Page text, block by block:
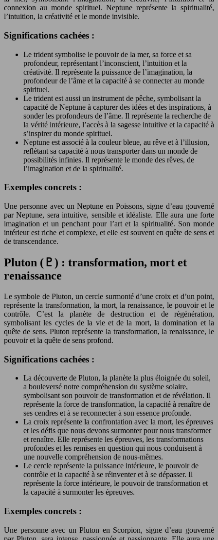
connexion au monde spirituel. Neptune représente la spiritualité,
l’intuition, la créativité et le monde invisible.
Significations cachées :
Le trident symbolise le pouvoir de la mer, sa force et sa
profondeur, représentant l’inconscient, l’intuition et la
créativité. Il représente la puissance de l’imagination, la
profondeur de l’âme et la capacité à se connecter au monde
spirituel.
Le trident est aussi un instrument de pêche, symbolisant la
capacité de Neptune à capturer des idées et des inspirations, à
sonder les profondeurs de l’âme. Il représente la recherche de
la vérité intérieure, l’accès à la sagesse intuitive et la capacité à
s’inspirer du monde spirituel.
Neptune est associé à la couleur bleue, au rêve et à l’illusion,
reflétant sa capacité à nous transporter dans un monde de
possibilités infinies. Il représente le monde des rêves, de
l’imagination et de la spiritualité.
Exemples concrets :
Une personne avec un Neptune en Poissons, signe d’eau gouverné
par Neptune, sera intuitive, sensible et idéaliste. Elle aura une forte
imagination et un penchant pour l’art et la spiritualité. Son monde
intérieur est riche et complexe, et elle est souvent en quête de sens et
de transcendance.
Pluton (♇) : transformation, mort et
renaissance
Le symbole de Pluton, un cercle surmonté d’une croix et d’un point,
représente la transformation, la mort, la renaissance, le pouvoir et le
contrôle. C’est la planète de destruction et de régénération,
symbolisant les cycles de la vie et de la mort, la domination et la
quête de sens. Pluton représente la transformation, la renaissance, le
pouvoir et la quête de sens profond.
Significations cachées :
La découverte de Pluton, la planète la plus éloignée du soleil,
a bouleversé notre compréhension du système solaire,
symbolisant son pouvoir de transformation et de révélation. Il
représente la force de transformation, la capacité à renaître de
ses cendres et à se reconnecter à son essence profonde.
La croix représente la confrontation avec la mort, les épreuves
et les défis que nous devons surmonter pour nous transformer
et renaître. Elle représente les épreuves, les transformations
profondes et les remises en question qui nous conduisent à
une nouvelle compréhension de nous-mêmes.
Le cercle représente la puissance intérieure, le pouvoir de
contrôle et la capacité à se réinventer et à se dépasser. Il
représente la force intérieure, le pouvoir de transformation et
la capacité à surmonter les épreuves.
Exemples concrets :
Une personne avec un Pluton en Scorpion, signe d’eau gouverné